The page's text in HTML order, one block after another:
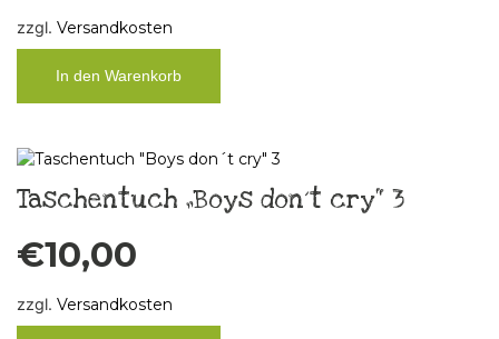
zzgl. Versandkosten
In den Warenkorb
Taschentuch „Boys don´t cry“ 3
€10,00
zzgl. Versandkosten